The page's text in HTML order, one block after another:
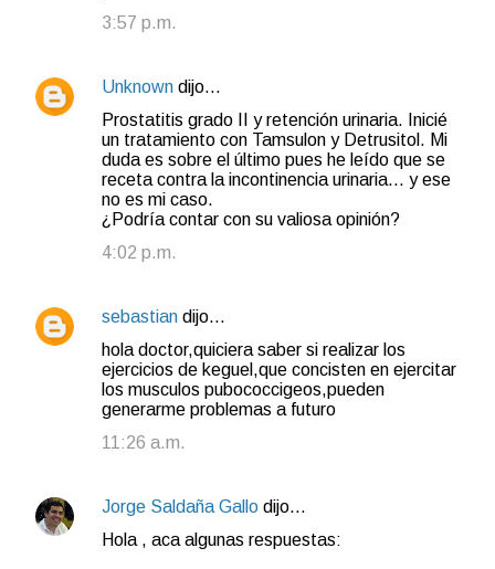
3:57 p.m.
Unknown dijo…
Prostatitis grado II y retención urinaria. Inicié
un tratamiento con Tamsulon y Detrusitol. Mi
duda es sobre el último pues he leído que se
receta contra la incontinencia urinaria... y ese
no es mi caso.
¿Podría contar con su valiosa opinión?
4:02 p.m.
sebastian dijo…
hola doctor,quiciera saber si realizar los
ejercicios de keguel,que concisten en ejercitar
los musculos pubococcigeos,pueden
generarme problemas a futuro
11:26 a.m.
Jorge Saldaña Gallo dijo…
Hola , aca algunas respuestas: